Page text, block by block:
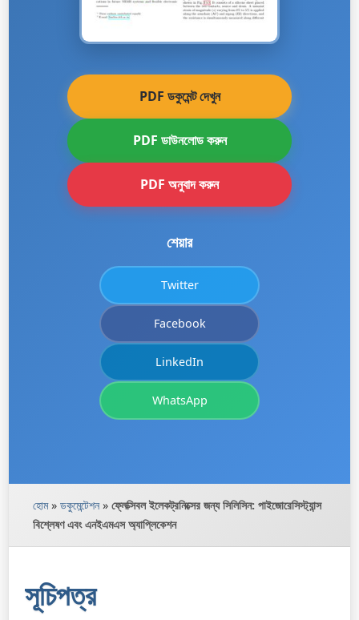
PDF ডকুমেন্ট দেখুন
PDF ডাউনলোড করুন
PDF অনুবাদ করুন
শেয়ার
Twitter
Facebook
LinkedIn
WhatsApp
হোম» ডকুমেন্টেশন» ফ্লেক্সিবল ইলেকট্রনিক্সের জন্য সিলিসিন: পাইজোরেসিস্ট্যান্স
বিশ্লেষণ এবং এনইএমএস অ্যাপ্লিকেশন
সূচিপত্র